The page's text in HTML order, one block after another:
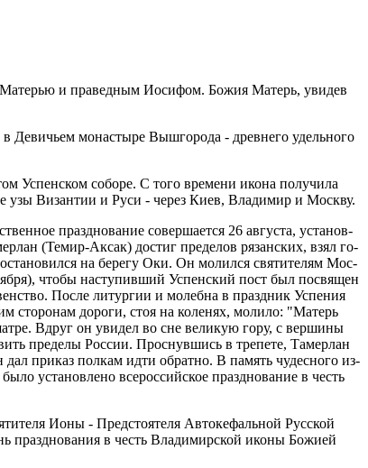
Ма­те­рью и пра­вед­ным Иоси­фом. Бо­жия Ма­терь, уви­дев
Де­ви­чьем мо­на­сты­ре Вы­ш­го­ро­да - древ­не­го удель­но­го
Успен­ском со­бо­ре. С то­го вре­ме­ни ико­на по­лу­чи­ла
узы Ви­зан­тии и Ру­си - через Ки­ев, Вла­ди­мир и Моск­ву.
празд­но­ва­ние со­вер­ша­ет­ся 26 ав­гу­ста, уста­нов­
(Те­мир-Ак­сак) до­стиг пре­де­лов ря­зан­ских, взял го­
на бе­ре­гу Оки. Он мо­лил­ся свя­ти­те­лям Мос­
чтобы на­сту­пив­ший Успен­ский пост был по­свя­щен
По­сле ли­тур­гии и мо­леб­на в празд­ник Успе­ния
сто­ро­нам до­ро­ги, стоя на ко­ле­нях, мо­ли­ло: "Ма­терь
Вдруг он уви­дел во сне ве­ли­кую го­ру, с вер­ши­ны
пре­де­лы Рос­сии. Проснув­шись в тре­пе­те, Та­мер­лан
при­каз пол­кам ид­ти об­рат­но. В па­мять чу­дес­но­го из­
уста­нов­ле­но все­рос­сий­ское празд­но­ва­ние в честь
Ио­ны - Пред­сто­я­те­ля Ав­то­ке­фаль­ной Рус­ской
празд­но­ва­ния в честь Вла­ди­мир­ской ико­ны Бо­жи­ей